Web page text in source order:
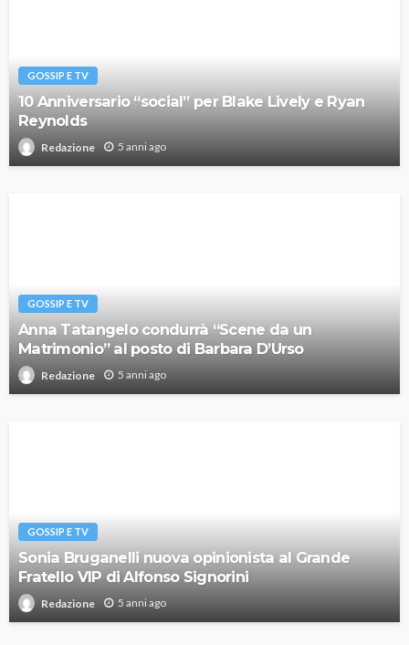
GOSSIP E TV
10 Anniversario “social” per Blake Lively e Ryan
Reynolds
Redazione 5 anni ago
GOSSIP E TV
Anna Tatangelo condurrà “Scene da un
Matrimonio” al posto di Barbara D’Urso
Redazione 5 anni ago
GOSSIP E TV
Sonia Bruganelli nuova opinionista al Grande
Fratello VIP di Alfonso Signorini
Redazione 5 anni ago